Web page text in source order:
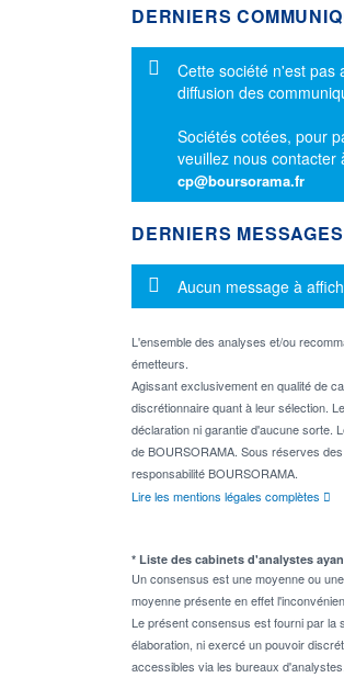
DERNIERS
Message
Cette société n'est pas
diffusion des
Sociétés cotées, pour
veuillez nous contacter
cp@boursorama.fr
DERNIERS
Message
Aucun message à
L'ensemble des analyses et/ou
émetteurs.
Agissant exclusivement en qualité de
discrétionnaire quant à leur sélection.
déclaration ni garantie d'aucune sorte.
de BOURSORAMA. Sous réserves
responsabilité BOURSORAMA.
Lire les mentions légales complètes
* Liste des cabinets d'analystes
Un consensus est une moyenne ou
moyenne présente en effet
Le présent consensus est fourni par la
élaboration, ni exercé un pouvoir
accessibles via les bureaux d'analystes.